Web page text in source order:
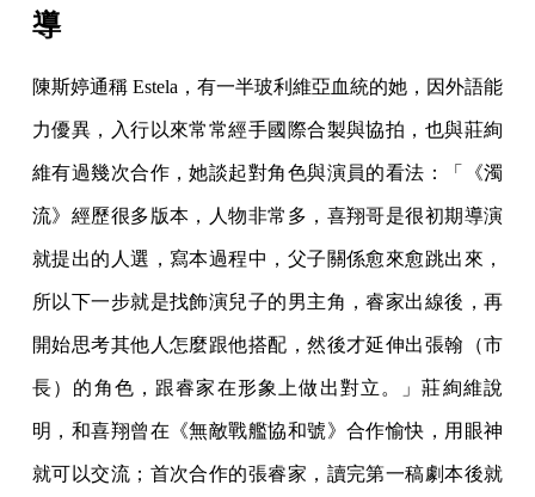
導
陳斯婷通稱 Estela，有一半玻利維亞血統的她，因外語能
力優異，入行以來常常經手國際合製與協拍，也與莊絢
維有過幾次合作，她談起對角色與演員的看法：「《濁
流》經歷很多版本，人物非常多，喜翔哥是很初期導演
就提出的人選，寫本過程中，父子關係愈來愈跳出來，
所以下一步就是找飾演兒子的男主角，睿家出線後，再
開始思考其他人怎麼跟他搭配，然後才延伸出張翰（市
長）的角色，跟睿家在形象上做出對立。」莊絢維說
明，和喜翔曾在《無敵戰艦協和號》合作愉快，用眼神
就可以交流；首次合作的張睿家，讀完第一稿劇本後就